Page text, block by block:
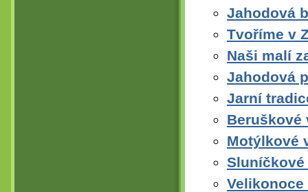
Jahodová
Tvoříme v
Naši malí
Jahodová
Jarní
Beruškové
Motýlkové
Velikonoce